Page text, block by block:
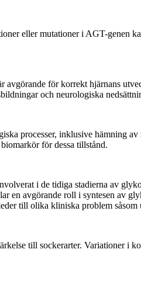
eller mutationer i AGT-genen
avgörande för korrekt hjärnans
och neurologiska
processer, inklusive hämning
för dessa tillstånd.
i de tidiga stadierna av
avgörande roll i syntesen av
till olika kliniska problem
till sockerarter. Variationer i